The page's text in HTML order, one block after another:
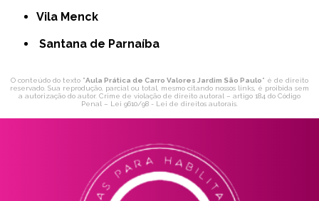
Vila Menck
Santana de Parnaíba
O conteúdo do texto "Aula Prática de Carro Valores Jardim São Paulo" é de direito
reservado. Sua reprodução, parcial ou total, mesmo citando nossos links, é proibida sem
a autorização do autor. Crime de violação de direito autoral – artigo 184 do Código
Penal – Lei 9610/98 - Lei de direitos autorais.